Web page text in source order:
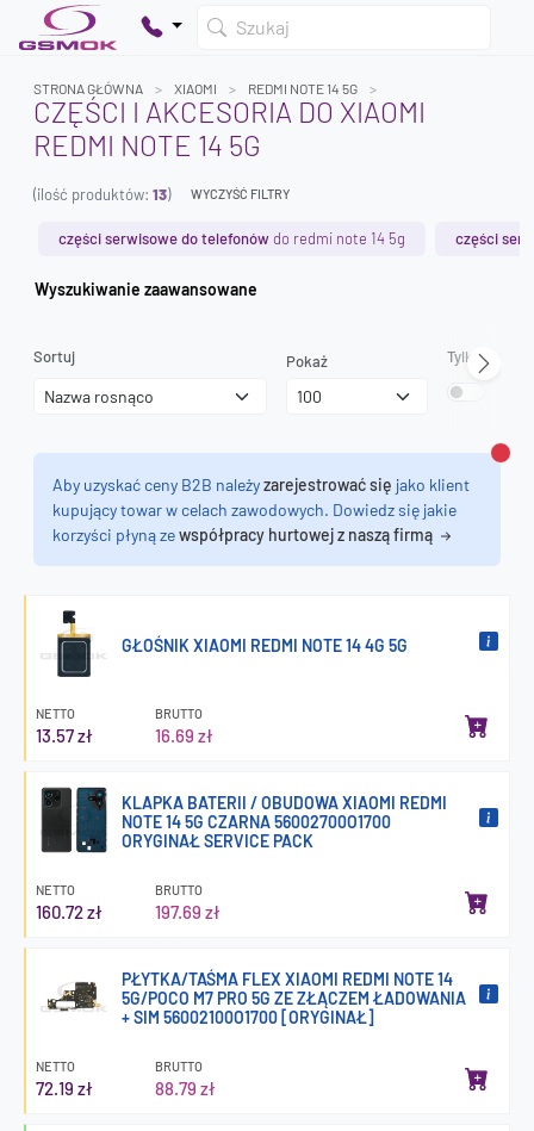
Szukaj
Dodaj produkty, aby kontynuować.
STRONA GŁÓWNA XIAOMI REDMI NOTE 14 5G
CZĘŚCI I AKCESORIA DO XIAOMI
REDMI NOTE 14 5G
(ilość produktów: 13) WYCZYŚĆ FILTRY
części serwisowe do telefonów do redmi note 14 5g części
Wyszukiwanie zaawansowane
Sortuj Pokaż Tylko
Aby uzyskać ceny B2B należyzarejestrować się jako klient
kupujący towar w celach zawodowych. Dowiedz się jakie
korzyści płyną zewspółpracy hurtowej z naszą firmą
GŁOŚNIK XIAOMI REDMI NOTE 14 4G 5G
NETTO
13.57 zł
BRUTTO
16.69 zł
KLAPKA BATERII / OBUDOWA XIAOMI REDMI
NOTE 14 5G CZARNA 56002700O1700
ORYGINAŁ SERVICE PACK
NETTO
160.72 zł
BRUTTO
197.69 zł
PŁYTKA/TAŚMA FLEX XIAOMI REDMI NOTE 14
5G/POCO M7 PRO 5G ZE ZŁĄCZEM ŁADOWANIA
+ SIM 56002100O1700 [ORYGINAŁ]
NETTO
72.19 zł
BRUTTO
88.79 zł